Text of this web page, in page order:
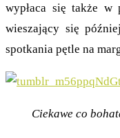
wypłaca się także w
wieszający się
spotkania pętle na
Ciekawe co